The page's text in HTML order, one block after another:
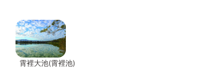
霄裡大池(霄裡池)